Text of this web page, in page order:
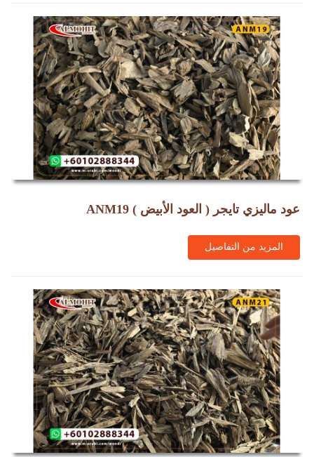
عود ماليزي تايجر ( العود الأبيض ) ANM19
المزيد من التفاصيل